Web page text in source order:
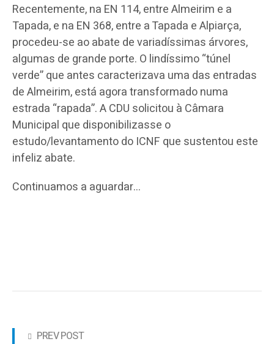
Recentemente, na EN 114, entre Almeirim e a
Tapada, e na EN 368, entre a Tapada e Alpiarça,
procedeu-se ao abate de variadíssimas árvores,
algumas de grande porte. O lindíssimo “túnel
verde” que antes caracterizava uma das entradas
de Almeirim, está agora transformado numa
estrada “rapada”. A CDU solicitou à Câmara
Municipal que disponibilizasse o
estudo/levantamento do ICNF que sustentou este
infeliz abate.
Continuamos a aguardar…
PREV POST